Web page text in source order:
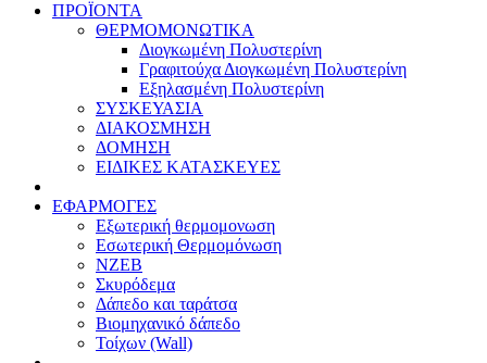
ΠΡΟΪΟΝΤΑ
ΘΕΡΜΟΜΟΝΩΤΙΚΑ
Διογκωμένη Πολυστερίνη
Γραφιτούχα Διογκωμένη Πολυστερίνη
Εξηλασμένη Πολυστερίνη
ΣΥΣΚΕΥΑΣΙΑ
ΔΙΑΚΟΣΜΗΣΗ
ΔΟΜΗΣΗ
ΕΙΔΙΚΕΣ ΚΑΤΑΣΚΕΥΕΣ
ΕΦΑΡΜΟΓΕΣ
Eξωτερική θερμομονωση
Εσωτερική Θερμομόνωση
ΝΖΕΒ
Σκυρόδεμα
Δάπεδο και ταράτσα
Βιομηχανικό δάπεδο
Τοίχων (Wall)